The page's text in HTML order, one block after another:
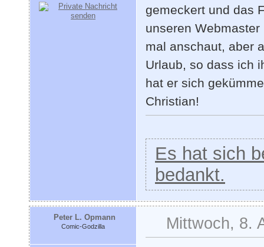
gemeckert und das
unseren
mal anschaut, aber
Urlaub, so dass ich
hat er sich
Christian!
Es hat sich
bedankt.
Peter L. Opmann
Comic-Godzilla Mittwoch, 8.